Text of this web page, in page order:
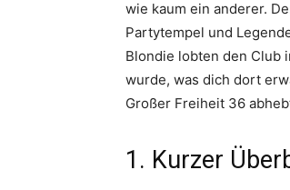
wie kaum ein anderer.
Partytempel und
Blondie lobten den Club
wurde, was dich dort
Großer Freiheit 36
1. Kurzer